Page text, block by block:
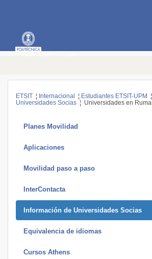
ETSIT ¦ Internacional ¦ Estudiantes ETSIT-UPM ¦
Universidades Socias ¦ Universidades en
Planes Movilidad
Aplicaciones
Movilidad paso a paso
InterContacta
Información de Universidades Socias
Equivalencia de idiomas
Cursos Athens